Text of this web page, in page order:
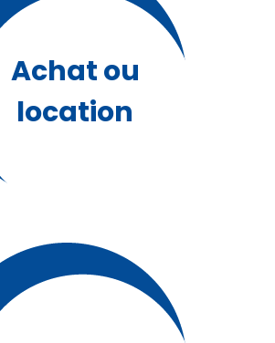
Achat ou
location